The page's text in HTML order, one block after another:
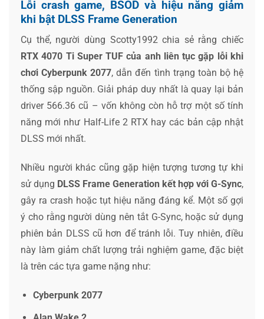
Lỗi crash game, BSOD và hiệu năng giảm
khi bật DLSS Frame Generation
Cụ thể, người dùng Scotty1992 chia sẻ rằng chiếc
RTX 4070 Ti Super TUF của anh liên tục gặp lỗi khi
chơi Cyberpunk 2077, dẫn đến tình trạng toàn bộ hệ
thống sập nguồn. Giải pháp duy nhất là quay lại bản
driver 566.36 cũ – vốn không còn hỗ trợ một số tính
năng mới như Half-Life 2 RTX hay các bản cập nhật
DLSS mới nhất.
Nhiều người khác cũng gặp hiện tượng tương tự khi
sử dụng DLSS Frame Generation kết hợp với G-Sync,
gây ra crash hoặc tụt hiệu năng đáng kể. Một số gợi
ý cho rằng người dùng nên tắt G-Sync, hoặc sử dụng
phiên bản DLSS cũ hơn để tránh lỗi. Tuy nhiên, điều
này làm giảm chất lượng trải nghiệm game, đặc biệt
là trên các tựa game nặng như:
Cyberpunk 2077